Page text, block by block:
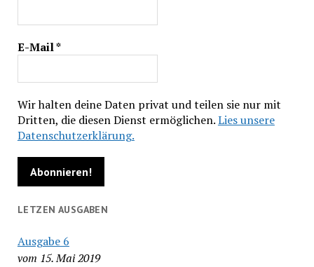
E-Mail*
Wir halten deine Daten privat und teilen sie nur mit
Dritten, die diesen Dienst ermöglichen.Lies unsere
Datenschutzerklärung.
LETZEN AUSGABEN
Ausgabe 6
vom 15. Mai 2019